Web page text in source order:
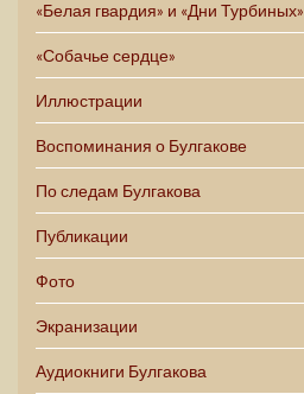
«Белая гвардия» и «Дни Турбиных»
«Собачье сердце»
Иллюстрации
Воспоминания о Булгакове
По следам Булгакова
Публикации
Фото
Экранизации
Аудиокниги Булгакова